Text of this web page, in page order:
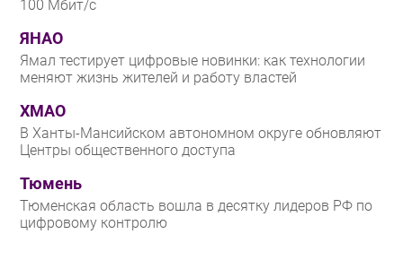
100 Мбит/с
ЯНАО
Ямал тестирует цифровые новинки: как технологии
меняют жизнь жителей и работу властей
ХМАО
В Ханты-Мансийском автономном округе обновляют
Центры общественного доступа
Тюмень
Тюменская область вошла в десятку лидеров РФ по
цифровому контролю